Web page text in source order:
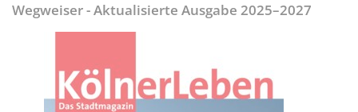
Wegweiser - Aktualisierte Ausgabe 2025–2027